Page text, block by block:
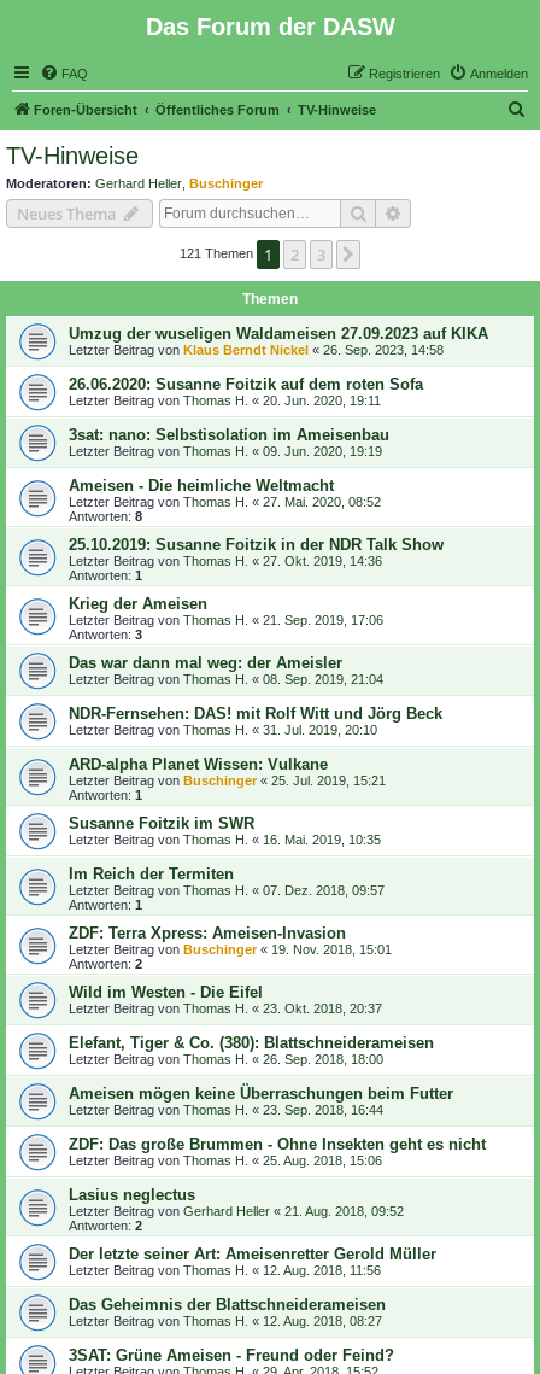
Das Forum der DASW
FAQ Anmelden
Registrieren
Foren-Übersicht Öffentliches Forum TV-Hinweise
TV-Hinweise
Moderatoren: Gerhard Heller Buschinger
Neues Thema Suche
121 Themen 1 2 3
Themen
Umzug der wuseligen Waldameisen 27.09.2023 auf KIKA
Letzter Beitrag von Klaus Berndt Nickel « 26. Sep. 2023, 14:58
26.06.2020: Susanne Foitzik auf dem roten Sofa
Letzter Beitrag von Thomas H. « 20. Jun. 2020, 19:11
3sat: nano: Selbstisolation im Ameisenbau
Letzter Beitrag von Thomas H. « 09. Jun. 2020, 19:19
Ameisen - Die heimliche Weltmacht
Letzter Beitrag von Thomas H. « 27. Mai. 2020, 08:52
Antworten: 8
25.10.2019: Susanne Foitzik in der NDR Talk Show
Letzter Beitrag von Thomas H. « 27. Okt. 2019, 14:36
Antworten: 1
Krieg der Ameisen
Letzter Beitrag von Thomas H. « 21. Sep. 2019, 17:06
Antworten: 3
Das war dann mal weg: der Ameisler
Letzter Beitrag von Thomas H. « 08. Sep. 2019, 21:04
NDR-Fernsehen: DAS! mit Rolf Witt und Jörg Beck
Letzter Beitrag von Thomas H. « 31. Jul. 2019, 20:10
ARD-alpha Planet Wissen: Vulkane
Letzter Beitrag von Buschinger« 25. Jul. 2019, 15:21
Antworten: 1
Susanne Foitzik im SWR
Letzter Beitrag von Thomas H. « 16. Mai. 2019, 10:35
Im Reich der Termiten
Letzter Beitrag von Thomas H. « 07. Dez. 2018, 09:57
Antworten: 1
ZDF: Terra Xpress: Ameisen-Invasion
Letzter Beitrag von Buschinger« 19. Nov. 2018, 15:01
Antworten: 2
Wild im Westen - Die Eifel
Letzter Beitrag von Thomas H. « 23. Okt. 2018, 20:37
Elefant, Tiger & Co. (380): Blattschneiderameisen
Letzter Beitrag von Thomas H. « 26. Sep. 2018, 18:00
Ameisen mögen keine Überraschungen beim Futter
Letzter Beitrag von Thomas H. « 23. Sep. 2018, 16:44
ZDF: Das große Brummen - Ohne Insekten geht es nicht
Letzter Beitrag von Thomas H. « 25. Aug. 2018, 15:06
Lasius neglectus
Letzter Beitrag von Gerhard Heller « 21. Aug. 2018, 09:52
Antworten: 2
Der letzte seiner Art: Ameisenretter Gerold Müller
Letzter Beitrag von Thomas H. « 12. Aug. 2018, 11:56
Das Geheimnis der Blattschneiderameisen
Letzter Beitrag von Thomas H. « 12. Aug. 2018, 08:27
3SAT: Grüne Ameisen - Freund oder Feind?
Letzter Beitrag von Thomas H. « 29. Apr. 2018, 15:52